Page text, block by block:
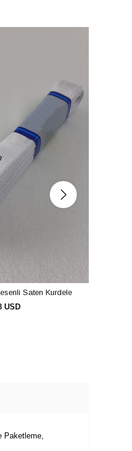
Saten Kurdele
USD
Paketleme,